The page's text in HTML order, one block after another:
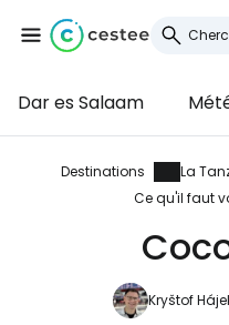
Dar es Salaam
Destinations La
Ce qu'il faut
Kryštof
Se
Cestee